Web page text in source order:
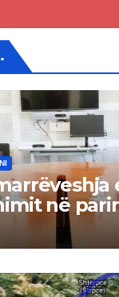
në
Abdixhikut